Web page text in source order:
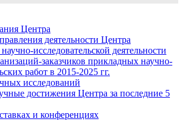
Центра
деятельности Центра
исследовательской деятельности
заказчиков прикладных научно-
работ в 2015-2025 гг.
исследований
достижения Центра за последние 5
и конференциях